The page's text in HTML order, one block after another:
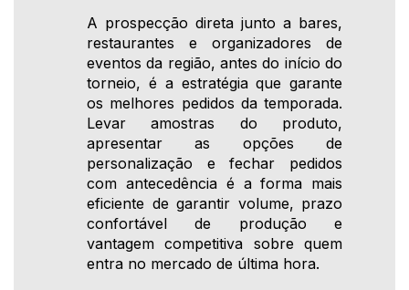
A prospecção direta junto a bares,
restaurantes e organizadores de
eventos da região, antes do início do
torneio, é a estratégia que garante
os melhores pedidos da temporada.
Levar amostras do produto,
apresentar as opções de
personalização e fechar pedidos
com antecedência é a forma mais
eficiente de garantir volume, prazo
confortável de produção e
vantagem competitiva sobre quem
entra no mercado de última hora.